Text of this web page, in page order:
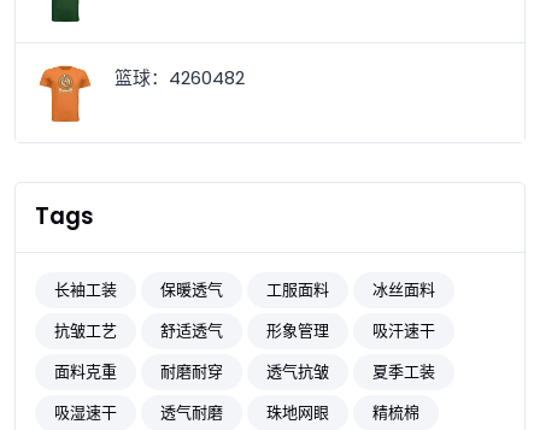
篮球：4260482
Tags
长袖工装 保暖透气 工服面料
冰丝面料
抗皱工艺
舒适透气 形象管理
吸汗速干
面料克重
耐磨耐穿 透气抗皱
夏季工装
吸湿速干
透气耐磨 珠地网眼
精梳棉